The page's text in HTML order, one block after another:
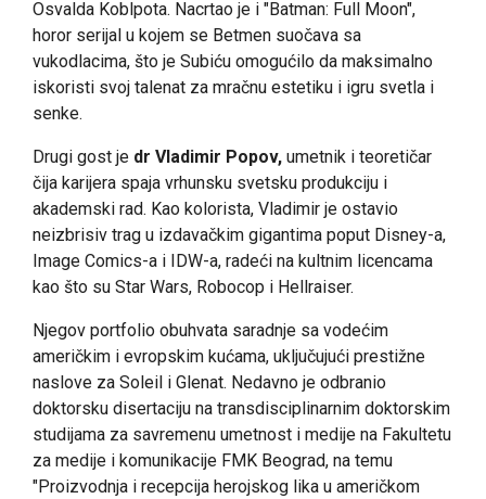
Osvalda Koblpota. Nacrtao je i "Batman: Full Moon",
horor serijal u kojem se Betmen suočava sa
vukodlacima, što je Subiću omogućilo da maksimalno
iskoristi svoj talenat za mračnu estetiku i igru svetla i
senke.
Drugi gost je dr Vladimir Popov, umetnik i teoretičar
čija karijera spaja vrhunsku svetsku produkciju i
akademski rad. Kao kolorista, Vladimir je ostavio
neizbrisiv trag u izdavačkim gigantima poput Disney-a,
Image Comics-a i IDW-a, radeći na kultnim licencama
kao što su Star Wars, Robocop i Hellraiser.
Njegov portfolio obuhvata saradnje sa vodećim
američkim i evropskim kućama, uključujući prestižne
naslove za Soleil i Glenat. Nedavno je odbranio
doktorsku disertaciju na transdisciplinarnim doktorskim
studijama za savremenu umetnost i medije na Fakultetu
za medije i komunikacije FMK Beograd, na temu
"Proizvodnja i recepcija herojskog lika u američkom